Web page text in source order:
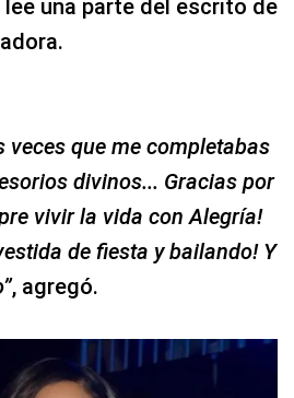
lee una parte del escrito de
veces que me completabas
divinos... Gracias por
vivir la vida con Alegría!
de fiesta y bailando! Y
, agregó.